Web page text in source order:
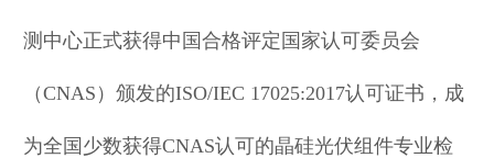
测中心正式获得中国合格评定国家认可委员会
（CNAS）颁发的ISO/IEC 17025:2017认可证书，成
为全国少数获得CNAS认可的晶硅光伏组件专业检